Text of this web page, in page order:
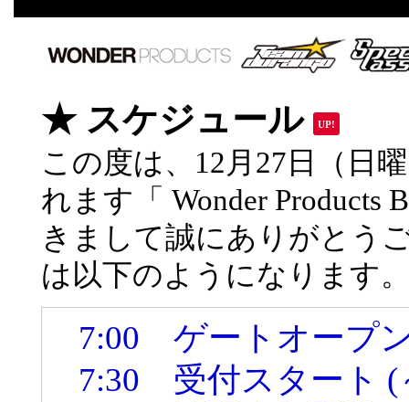
★ スケジュール UP!
この度は、12月27日（日
れます「 Wonder Products
きまして誠にありがとう
は以下のようになります
7:00 ゲートオープ
7:30 受付スタート (